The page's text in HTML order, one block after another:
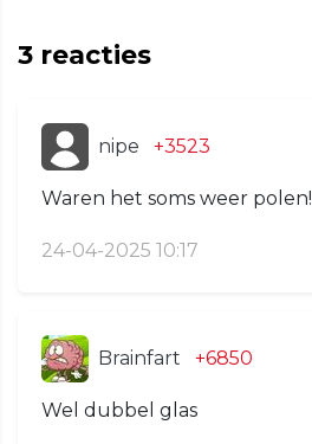
3 reacties
nipe +3523
Waren het soms weer polen!
24-04-2025 10:17
Brainfart +6850
Wel dubbel glas